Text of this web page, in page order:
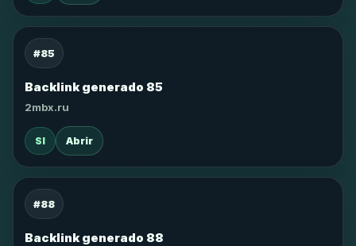
#85
Backlink generado 85
2mbx.ru
SI Abrir
#88
Backlink generado 88